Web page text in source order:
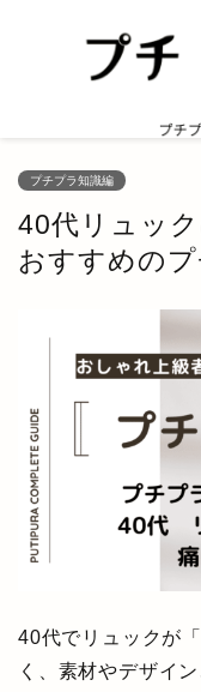
プチプラ知識編
40代リュッ
おすすめの
40代でリュックが
く、素材やデザイ